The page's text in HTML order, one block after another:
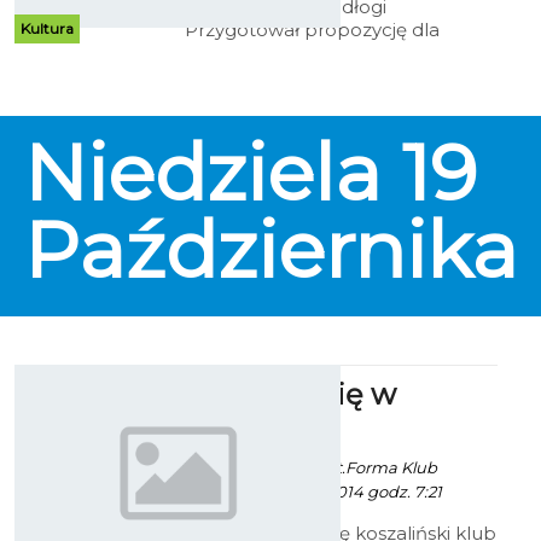
Kultura
Klub Kawałek Podłogi
Przygotował propozycję dla
wystąpi gdyńska formacja Kinki.
Niedziela 19
Października
Zakochaj się w
squashu
Artur Rutkowski / fot.Forma Klub
Koszalin - 16 Lipca 2014 godz. 7:21
W każdą niedzielę koszaliński klub